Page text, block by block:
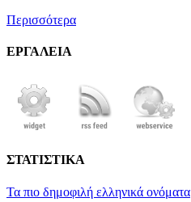
Περισσότερα
ΕΡΓΑΛΕΙΑ
ΣΤΑΤΙΣΤΙΚΑ
Τα πιο δημοφιλή ελληνικά ονόματα